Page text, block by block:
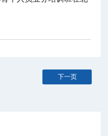
下一页